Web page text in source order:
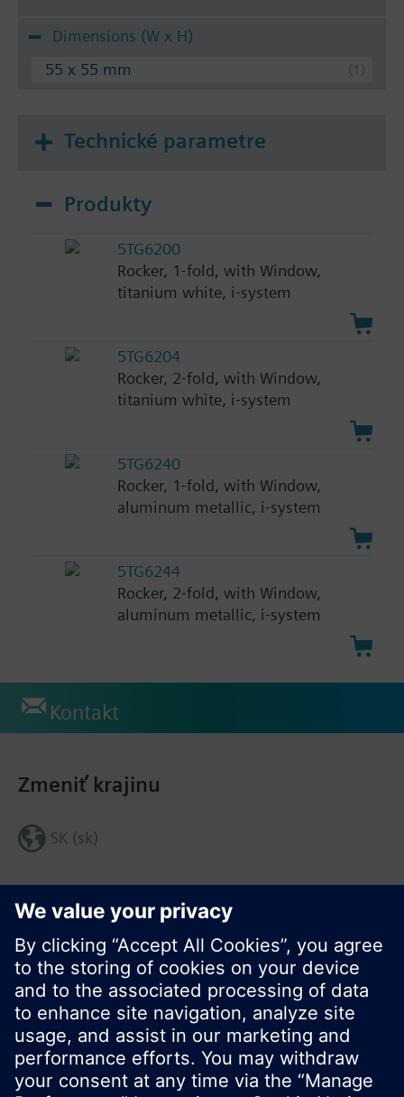
Dimensions (W x H)
55 x 55 mm
Technické parametre
Produkty
5TG6200
Rocker, 1-fold, with Window,
titanium white, i-system
5TG6204
Rocker, 2-fold, with Window,
titanium white, i-system
5TG6240
Rocker, 1-fold, with Window,
aluminum metallic, i-system
5TG6244
Rocker, 2-fold, with Window,
aluminum metallic, i-system
Kontakt
Zdieľať túto stránku:
Zmeniť krajinu
SK (sk)